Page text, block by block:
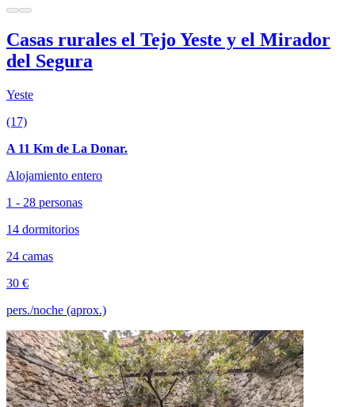
Casas rurales el Tejo Yeste y el Mirador
del Segura
Yeste
(17)
A 11 Km de La Donar.
Alojamiento entero
1 - 28 personas
14 dormitorios
24 camas
30 €
pers./noche (aprox.)